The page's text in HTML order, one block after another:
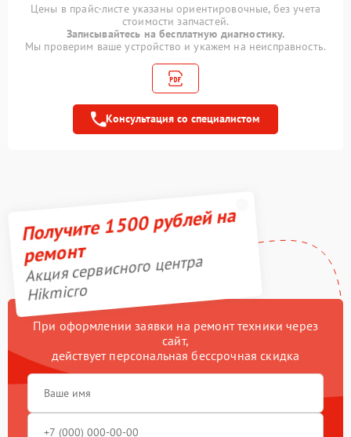
Ремонт контроллеров 1100 рублей
Ремонт Wi-Fi модуля 1100 рублей
Восстановление питания
Ремонт оптики 2300 рублей
аккумулятора
1600 рублей
Калибровка и настройка
Перепрошивка и
обновление устройства
650 рублей
Замена шим контроллера 800 рублей
Замена микросхемы
усилителя
Цены в прайс-листе указаны ориентировочные, без учета
стоимости запчастей.
Записывайтесь на бесплатную диагностику.
Мы проверим ваше устройство и укажем на неисправность.
Консультация со специалистом
Получите 1500 рублей на
ремонт
Акция сервисного центра
Hikmicro
При оформлении заявки на ремонт техники через
сайт,
действует персональная бессрочная скидка